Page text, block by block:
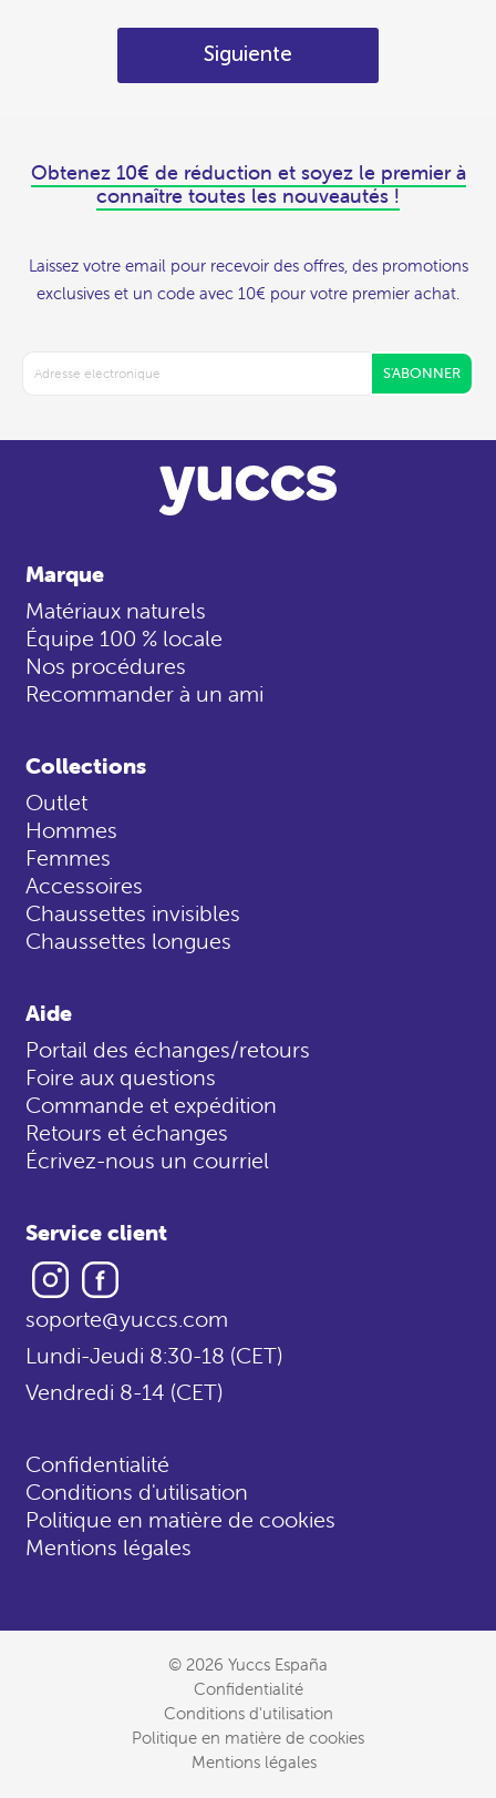
Siguiente
Obtenez 10€ de réduction et soyez le premier à
connaître toutes les nouveautés !
Laissez votre email pour recevoir des offres, des promotions
exclusives et un code avec 10€ pour votre premier achat.
S'ABONNER
Marque
Matériaux naturels
Équipe 100 % locale
Nos procédures
Recommander à un ami
Collections
Outlet
Hommes
Femmes
Accessoires
Chaussettes invisibles
Chaussettes longues
Aide
Portail des échanges/retours
Foire aux questions
Commande et expédition
Retours et échanges
Écrivez-nous un courriel
Service client
Instagram
soporte@yuccs.com
Lundi-Jeudi 8:30-18 (CET)
Vendredi 8-14 (CET)
Confidentialité
Conditions d'utilisation
Politique en matière de cookies
Mentions légales
© 2026 Yuccs España
Confidentialité
Conditions d'utilisation
Politique en matière de cookies
Mentions légales